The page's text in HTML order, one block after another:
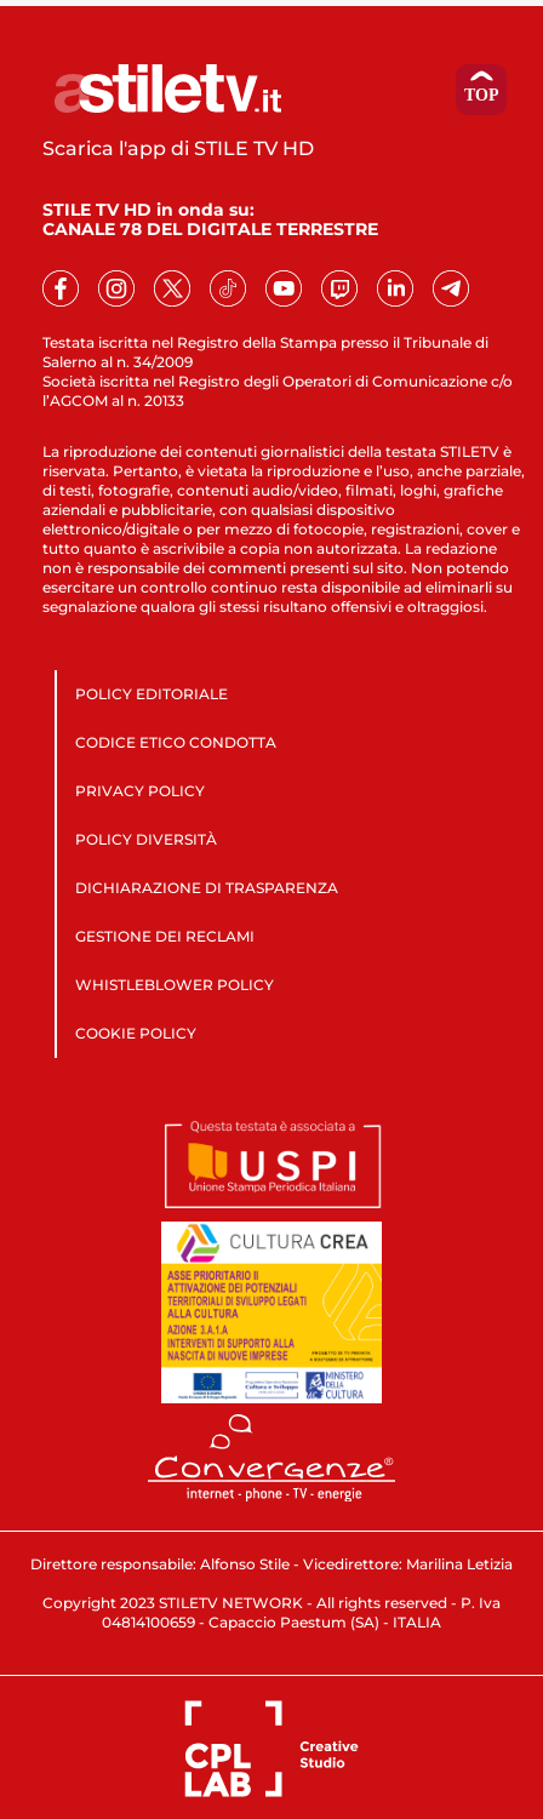
Testata iscritta nel Registro della Stampa presso il Tribunale di
Salerno al n. 34/2009
Società iscritta nel Registro degli Operatori di Comunicazione c/o
l’AGCOM al n. 20133
Scarica l'app di STILE TV HD
STILE TV HD in onda su:
CANALE 78 DEL DIGITALE TERRESTRE
La riproduzione dei contenuti giornalistici della testata STILETV è
riservata. Pertanto, è vietata la riproduzione e l’uso, anche parziale,
di testi, fotografie, contenuti audio/video, filmati, loghi, grafiche
aziendali e pubblicitarie, con qualsiasi dispositivo
elettronico/digitale o per mezzo di fotocopie, registrazioni, cover e
tutto quanto è ascrivibile a copia non autorizzata. La redazione
non è responsabile dei commenti presenti sul sito. Non potendo
esercitare un controllo continuo resta disponibile ad eliminarli su
segnalazione qualora gli stessi risultano offensivi e oltraggiosi.
POLICY EDITORIALE
CODICE ETICO CONDOTTA
PRIVACY POLICY
POLICY DIVERSITÀ
DICHIARAZIONE DI TRASPARENZA
GESTIONE DEI RECLAMI
WHISTLEBLOWER POLICY
COOKIE POLICY
Direttore responsabile: Alfonso Stile - Vicedirettore: Marilina Letizia
Copyright 2023 STILETV NETWORK - All rights reserved - P. Iva
04814100659 - Capaccio Paestum (SA) - ITALIA